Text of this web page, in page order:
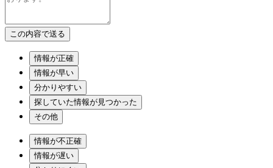
情報が正確
情報が早い
分かりやすい
探していた情報が見つかった
その他
情報が不正確
情報が遅い